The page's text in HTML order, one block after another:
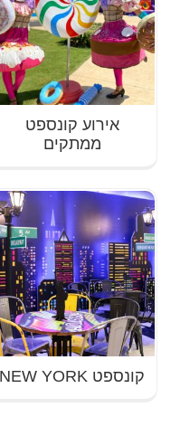
אירוע קונספט
ממתקים
קונספט NEW YORK